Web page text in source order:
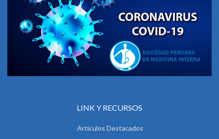
LINK Y RECURSOS
Artículos Destacados